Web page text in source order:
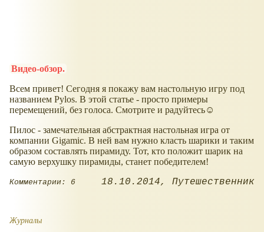
Видео-обзор.
Всем привет! Сегодня я покажу вам настольную игру под
названием Pylos. В этой статье - просто примеры
перемещений, без голоса. Смотрите и радуйтесь☺
Пилос - замечательная абстрактная настольная игра от
компании Gigamic. В ней вам нужно класть шарики и таким
образом составлять пирамиду. Тот, кто положит шарик на
самую верхушку пирамиды, станет победителем!
Комментарии: 6 18.10.2014 Путешественник
Журналы